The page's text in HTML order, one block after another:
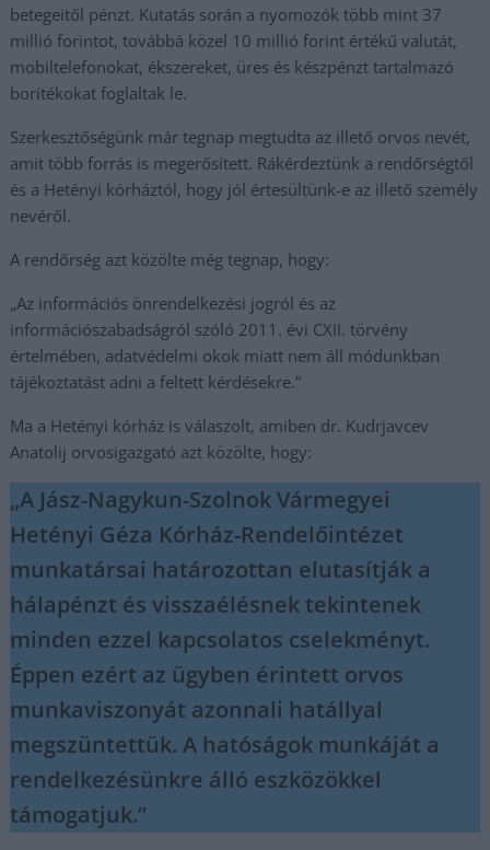
betegeitől pénzt. Kutatás során a nyomozók több mint 37
millió forintot, továbbá közel 10 millió forint értékű valutát,
mobiltelefonokat, ékszereket, üres és készpénzt tartalmazó
borítékokat foglaltak le.
Szerkesztőségünk már tegnap megtudta az illető orvos nevét,
amit több forrás is megerősített. Rákérdeztünk a rendőrségtől
és a Hetényi kórháztól, hogy jól értesültünk-e az illető személy
nevéről.
A rendőrség azt közölte még tegnap, hogy:
„Az információs önrendelkezési jogról és az
információszabadságról szóló 2011. évi CXII. törvény
értelmében, adatvédelmi okok miatt nem áll módunkban
tájékoztatást adni a feltett kérdésekre.”
Ma a Hetényi kórház is válaszolt, amiben dr. Kudrjavcev
Anatolij orvosigazgató azt közölte, hogy:
„A Jász-Nagykun-Szolnok Vármegyei
Hetényi Géza Kórház-Rendelőintézet
munkatársai határozottan elutasítják a
hálapénzt és visszaélésnek tekintenek
minden ezzel kapcsolatos cselekményt.
Éppen ezért az ügyben érintett orvos
munkaviszonyát azonnali hatállyal
megszüntettük. A hatóságok munkáját a
rendelkezésünkre álló eszközökkel
támogatjuk.”